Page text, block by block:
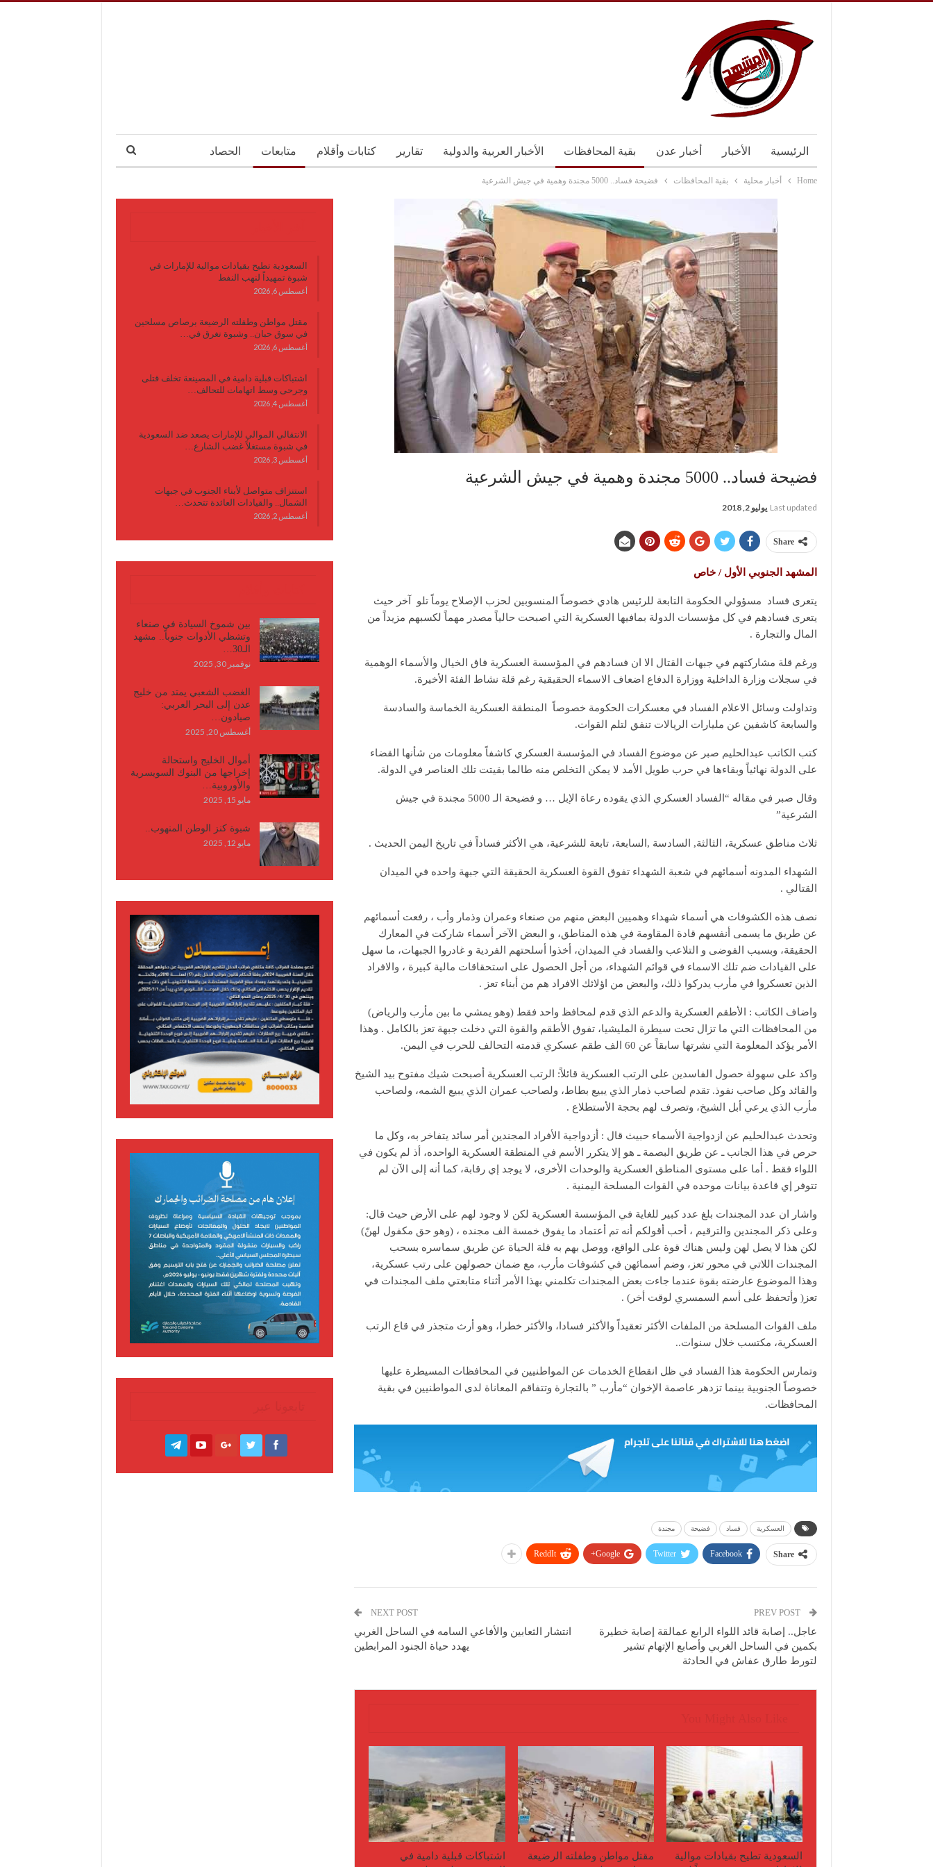
الرئيسية الأخبار أخبار عدن بقية المحافظات الأخبار العربية والدولية تقارير كتابات وأقلام متابعات الحصاد
Home أخبار محلية بقية المحافظات فضيحة فساد.. 5000 مجندة وهمية في جيش الشرعية
فضيحة فساد.. 5000 مجندة وهمية في جيش الشرعية
Last updated يوليو 2, 2018
Share
المشهد الجنوبي الأول / خاص
يتعرى فساد مسؤولي الحكومة التابعة للرئيس هادي خصوصاً المنسوبين لحزب الإصلاح يوماً تلو آخر حيث
يتعرى فسادهم في كل مؤسسات الدولة بمافيها العسكرية التي اصبحت حالياً مصدر مهماً لكسبهم مزيداً من
المال والتجارة .
ورغم قلة مشاركتهم في جبهات القتال الا ان فسادهم في المؤسسة العسكرية فاق الخيال والأسماء الوهمية
في سجلات وزارة الداخلية ووزارة الدفاع اضعاف الاسماء الحقيقية رغم قلة نشاط الفئة الأخيرة.
وتداولت وسائل الاعلام الفساد في معسكرات الحكومة خصوصاً المنطقة العسكرية الخماسة والسادسة
والسابعة كاشفين عن مليارات الريالات تنفق لتلم القوات.
كتب الكاتب عبدالحليم صبر عن موضوع الفساد في المؤسسة العسكري كاشفاً معلومات من شأنها القضاء
على الدولة نهائياً وبقاءها في حرب طويل الأمد لا يمكن التخلص منه طالما بقيتت تلك العناصر في الدولة.
وقال صبر في مقاله “الفساد العسكري الذي يقوده رعاة الإبل … و فضيحة الـ 5000 مجندة في جيش
الشرعية”
ثلاث مناطق عسكرية، الثالثة, السادسة ,السابعة، تابعة للشرعية، هي الأكثر فساداً في تاريخ اليمن الحديث .
الشهداء المدونه أسمائهم في شعبة الشهداء تفوق القوة العسكرية الحقيقة التي جبهة واحده في الميدان
القتالي .
نصف هذه الكشوفات هي أسماء شهداء وهميين البعض منهم من صنعاء وعمران وذمار وأب ، رفعت أسمائهم
عن طريق ما يسمى أنفسهم قادة المقاومة في هذه المناطق، و البعض الآخر أسماء شاركت في المعارك
الحقيقة، وبسبب الفوضى و التلاعب والفساد في الميدان، أخذوا أسلحتهم الفردية و غادروا الجبهات، ما سهل
على القيادات ضم تلك الاسماء في قوائم الشهداء، من أجل الحصول على استحقاقات مالية كبيرة ، والافراد
الذين تعسكروا في مأرب يدركوا ذلك، والبعض من اؤلائك الافراد هم من أبناء تعز .
واضاف الكاتب : الأطقم العسكرية والدعم الذي قدم لمحافظ واحد فقط (وهو يمشي ما بين مأرب والرياض)
من المحافظات التي ما تزال تحت سيطرة المليشيا، تفوق الأطقم والقوة التي دخلت جبهة تعز بالكامل . وهذا
الأمر يؤكد المعلومة التي نشرتها سابقاً عن 60 الف طقم عسكري قدمته التحالف للحرب في اليمن.
واكد على سهولة حصول الفاسدين على الرتب العسكرية قائلاً: الرتب العسكرية أصبحت شيك مفتوح بيد الشيخ
والقائد وكل صاحب نفوذ. تقدم لصاحب ذمار الذي يبيع بطاط، ولصاحب عمران الذي يبيع الشمه، ولصاحب
مأرب الذي يرعي أبل الشيخ، وتصرف لهم بحجة الأستطلاع .
وتحدث عبدالحليم عن ازدواجية الأسماء حبيث قال : أزدواجية الأفراد المجندين أمر سائد يتفاخر به، وكل ما
حرص في هذا الجانب ـ عن طريق البصمة ـ هو إلا يتكرر الأسم في المنطقة العسكرية الواحده، أذ لم يكون في
اللواء فقط . أما على مستوى المناطق العسكرية والوحدات الأخرى، لا يوجد إي رقابة، كما أنه إلى الآن لم
تتوفر إي قاعدة بيانات موحده في القوات المسلحة اليمنية .
واشار ان عدد المجندات بلغ عدد كبير للغاية في المؤسسة العسكرية لكن لا وجود لهم على الأرض حيث قال:
وعلى ذكر المجندين والترقيم ، أحب أقولكم أنه تم أعتماد ما يفوق خمسة الف مجنده ، (وهو حق مكفول لهنّ)
لكن هذا لا يصل لهن وليس هناك قوة على الواقع، ووصل بهم به قلة الحياة عن طريق سماسره بسحب
المجندات اللاتي في محور تعز، وضم أسمائهن في كشوفات مأرب، مع ضمان حصولهن على رتب عسكرية،
وهذا الموضوع عارضته بقوة عندما جاءت بعض المجندات تكلمني بهذا الأمر أثناء متابعتي ملف المجندات في
تعز( وأتحفظ على أسم السمسري لوقت أخر) .
ملف القوات المسلحة من الملفات الأكثر تعقيداً والأكثر فسادا، والأكثر خطرا، وهو أرث متجذر في قاع الرتب
العسكرية، مكتسب خلال سنوات..
وتمارس الحكومة هذا الفساد في ظل انقطاع الخدمات عن المواطنيين في المحافظات المسيطرة عليها
خصوصاً الجنوبية بينما تزدهر عاصمة الإخوان “مأرب ” بالتجارة وتتفاقم المعاناة لدى المواطنيين في بقية
المحافظات.
العسكرية فساد فضيحة مجندة
Share
Facebook
Twitter
Google+
ReddIt
عاجل.. إصابة قائد اللواء الرابع عمالقة إصابة خطيرة
بكمين في الساحل الغربي وأصابع الإتهام تشير
لتورط طارق عفاش في الحادثة
NEXT POST
انتشار الثعابين والأفاعي السامه في الساحل الغربي
يهدد حياة الجنود المرابطين
السعودية تطيح بقيادات موالية
مقتل مواطن وطفلته الرضيعة
اشتباكات قبلية دامية في
السعودية تطيح بقيادات موالية للإمارات في
شبوة تمهيداً لنهب النفط
أغسطس 6, 2026
مقتل مواطن وطفلته الرضيعة برصاص مسلحين
في سوق حبان.. وشبوة تغرق في…
أغسطس 6, 2026
اشتباكات قبلية دامية في المصينعة تخلف قتلى
وجرحى وسط اتهامات للتحالف…
أغسطس 4, 2026
الانتقالي الموالي للإمارات يصعد ضد السعودية
في شبوة مستغلاً غضب الشارع…
أغسطس 3, 2026
استنزاف متواصل لأبناء الجنوب في جبهات
الشمال.. والقيادات العائدة تتحدث…
أغسطس 2, 2026
بين شموخ السيادة في صنعاء
وتشظي الأدوات جنوباً.. مشهد
الـ30…
نوفمبر 30, 2025
الغضب الشعبي يمتد من خليج
عدن إلى البحر العربي:
صيادون…
أغسطس 20, 2025
أموال الخليج واستحالة
إخراجها من البنوك السويسرية
والأوروبية…
مايو 15, 2025
شبوة كنز الوطن المنهوب..
مايو 12, 2025